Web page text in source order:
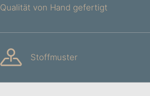
Qualität von Hand gefertigt
Stoffmuster